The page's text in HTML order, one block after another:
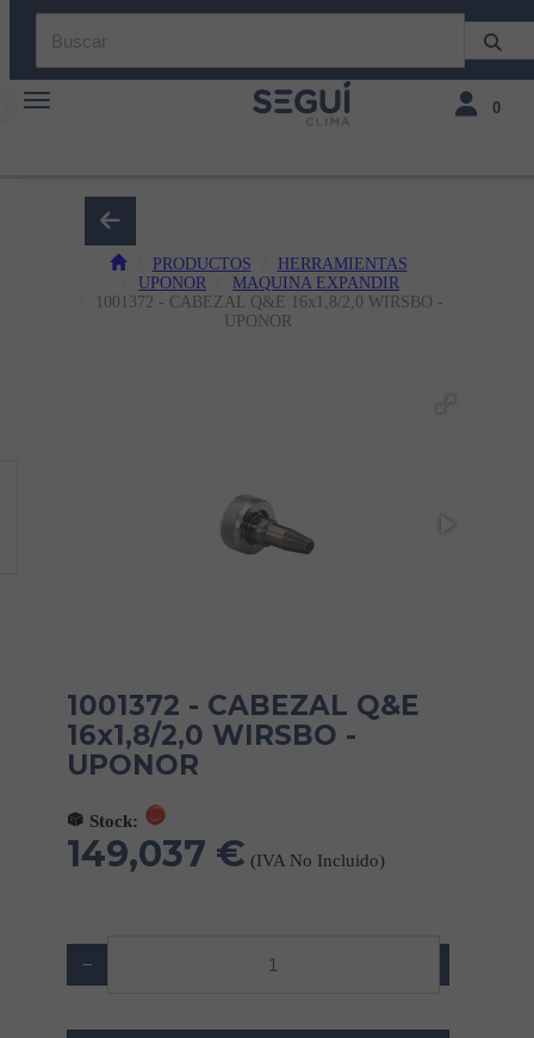
Toggle navigation Toggle
0
PRODUCTOS
HERRAMIENTAS
UPONOR
MAQUINA EXPANDIR
1001372 - CABEZAL Q&E 16x1,8/2,0 WIRSBO -
UPONOR
1001372 - CABEZAL Q&E
16x1,8/2,0 WIRSBO -
UPONOR
Stock:
149,037 € (IVA No Incluido)
−